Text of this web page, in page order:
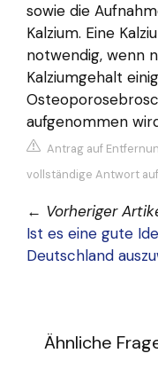
sowie die
Kalzium. Eine
notwendig, wenn
Kalziumgehalt
aufgenommen
Antrag auf
vollständige Antwort
← Vorheriger
Ist es eine gute
Deutschland
Ähnliche